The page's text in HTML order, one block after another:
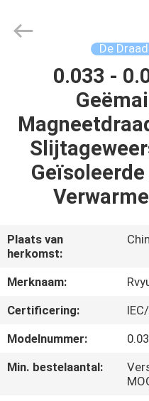
PRODUCTEN
VIDEOS
ONGEVEER
ONS
FABRIEKSREIS
CONTACTEER
Material
Co,.Ltd.
De
0.033 -
Plaats van
herkomst:
Merknaam:
Certificering:
Modelnummer:
Min. bestelaantal: